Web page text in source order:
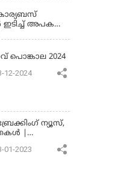
അപകടം:
രണ്ട് മരണം,
പരിക്ക്
2024
12-2024
ന്യൂസ്,
|
01-2023